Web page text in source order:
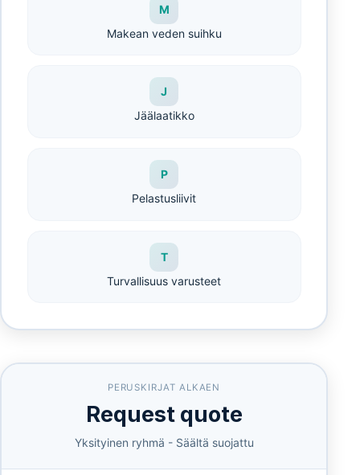
M
Makean veden suihku
J
Jäälaatikko
P
Pelastusliivit
T
Turvallisuus varusteet
PERUSKIRJAT ALKAEN
Request quote
Yksityinen ryhmä - Säältä suojattu